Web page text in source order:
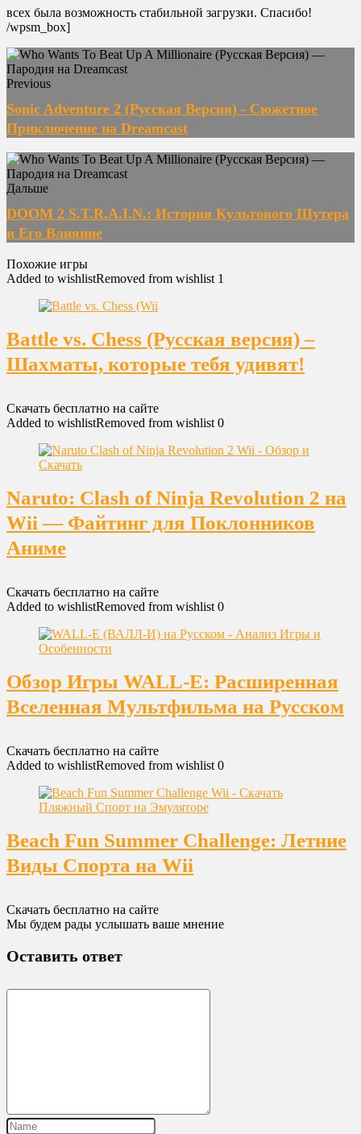
всех была возможность стабильной загрузки. Спасибо!
/wpsm_box]
Previous
Sonic Adventure 2 (Русская Версия) - Сюжетное
Приключение на Dreamcast
Дальше
DOOM 2 S.T.R.A.I.N.: История Культового Шутера
и Его Влияние
Похожие игры
Added to wishlistRemoved from wishlist 1
Battle vs. Chess (Русская версия) –
Шахматы, которые тебя удивят!
Скачать бесплатно на сайте
Added to wishlistRemoved from wishlist 0
Naruto: Clash of Ninja Revolution 2 на
Wii — Файтинг для Поклонников
Аниме
Скачать бесплатно на сайте
Added to wishlistRemoved from wishlist 0
Обзор Игры WALL-E: Расширенная
Вселенная Мультфильма на Русском
Скачать бесплатно на сайте
Added to wishlistRemoved from wishlist 0
Beach Fun Summer Challenge: Летние
Виды Спорта на Wii
Скачать бесплатно на сайте
Мы будем рады услышать ваше мнение
Оставить ответ